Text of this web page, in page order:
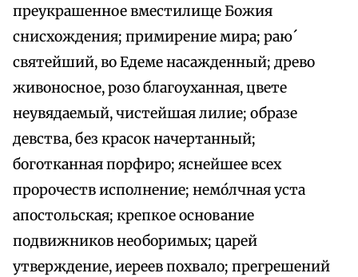
преукрашенное вместилище Божия
снисхождения; примирение мира; раю́
святейший, во Едеме насажденный; древо
живоносное, розо благоуханная, цвете
неувядаемый, чистейшая лилие; образе
девства, без красок начертанный;
боготканная порфиро; яснейшее всех
пророчеств исполнение; немо́лчная уста
апостольская; крепкое основание
подвижников необоримых; царей
утверждение, иереев похвало; прегрешений